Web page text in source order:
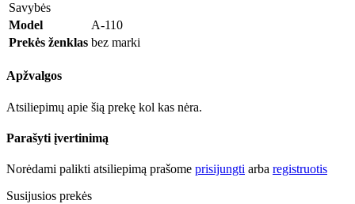
Savybės
Model
A-110
Prekės ženklas bez marki
Apžvalgos
Atsiliepimų apie šią prekę kol kas nėra.
Parašyti įvertinimą
Norėdami palikti atsiliepimą prašome prisijungti arba registruotis
Susijusios prekės